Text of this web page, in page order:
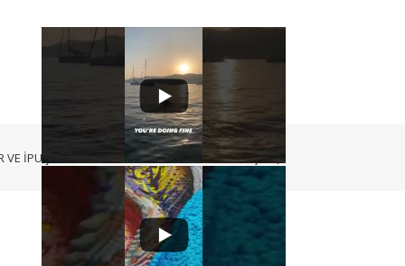
VE İPUÇLARI BİZ KİMİZ? BİZE ULAŞIN